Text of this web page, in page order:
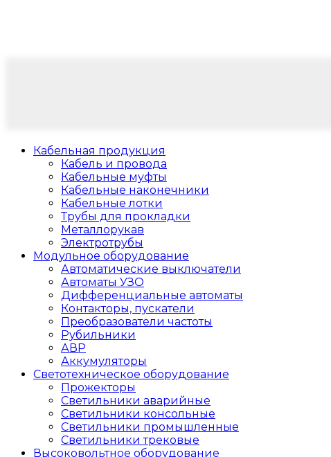
Кабельная продукция
Кабель и провода
Кабельные муфты
Кабельные наконечники
Кабельные лотки
Трубы для прокладки
Металлорукав
Электротрубы
Модульное оборудование
Автоматические выключатели
Автоматы УЗО
Дифференциальные автоматы
Контакторы, пускатели
Преобразователи частоты
Рубильники
АВР
Аккумуляторы
Светотехническое оборудование
Прожекторы
Светильники аварийные
Светильники консольные
Светильники промышленные
Светильники трековые
Высоковольтное оборудование